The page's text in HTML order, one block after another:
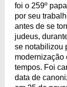
foi o 259º
por seu
antes de se
judeus,
se notabilizou
modernização
tempos. Foi
data de